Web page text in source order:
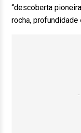
“descoberta
rocha,